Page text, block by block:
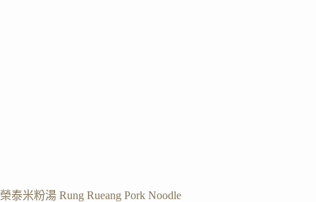
榮泰米粉湯 Rung Rueang Pork Noodle